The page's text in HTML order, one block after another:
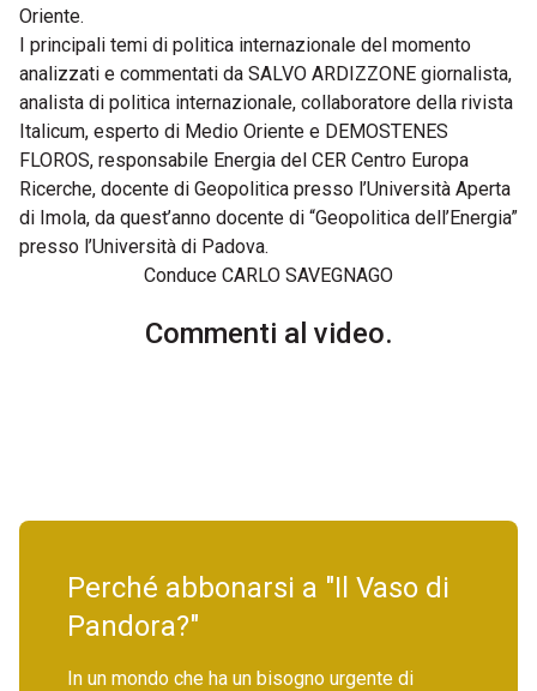
Oriente.
I principali temi di politica internazionale del momento
analizzati e commentati da SALVO ARDIZZONE giornalista,
analista di politica internazionale, collaboratore della rivista
Italicum, esperto di Medio Oriente e DEMOSTENES
FLOROS, responsabile Energia del CER Centro Europa
Ricerche, docente di Geopolitica presso l’Università Aperta
di Imola, da quest’anno docente di “Geopolitica dell’Energia”
presso l’Università di Padova.
Conduce CARLO SAVEGNAGO
Commenti al video.
Perché abbonarsi a "Il Vaso di
Pandora?"
In un mondo che ha un bisogno urgente di